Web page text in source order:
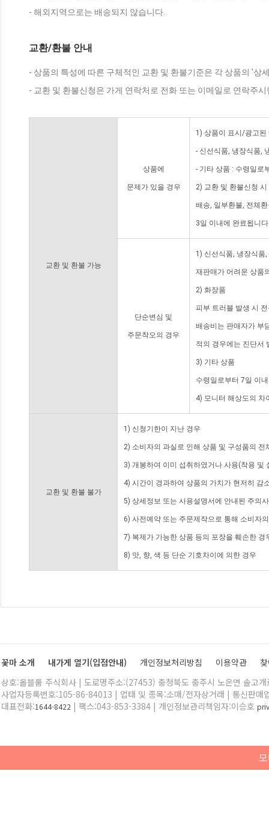
- 해외지역으로는 배송되지 않습니다.
교환/환불 안내
- 상품의 특성에 따른 구체적인 교환 및 환불기준은 각 상품의 '상
- 교환 및 환불신청은 가게 연락처로 전화 또는 이메일로 연락주
교환 및 환불 가능
상품에
문제가 있을 경우
1) 상품이 표시/광고된
- 신선식품, 냉장식품,
- 기타 상품 : 수령일로
2) 교환 및 환불신청
배송, 일부환불, 전체
3일 이내에 완료됩니
단순변심 및
주문착오의 경우
1) 신선식품, 냉장식품
재판매가 어려운 상품
2) 화장품
피부 트러블 발생 시
배송비는 판매자가 부
적의 경우에는 진단서
3) 기타 상품
수령일로부터 7일 이
4) 모니터 해상도의 차
교환 및 환불 불가
1) 신청기한이 지난 경우
2) 소비자의 과실로 인해 상품 및 구성품의
3) 개봉하여 이미 섭취하였거나 사용(착용 및
4) 시간이 경과하여 상품의 가치가 현저히 감
5) 상세정보 또는 사용설명서에 안내된 주의
6) 사전예약 또는 주문제작으로 통해 소비자
7) 복제가 가능한 상품 등의 포장을 훼손한 경
8) 맛, 향, 색 등 단순 기호차이에 의한 경우
꽃마 소개 내가게 열기(입점안내) 개인정보처리방침 이용약관
상호:올블룸 주식회사 | 도로명주소:(27453) 충청북도 충주시 노은면 솔고
사업자등록번호:105-86-84013 | 업태 및 종목:소매/전자상거래 | 통신판매
대표전화:1644-8422 | 팩스:043-853-3384 | 개인정보관리책임자:이승호